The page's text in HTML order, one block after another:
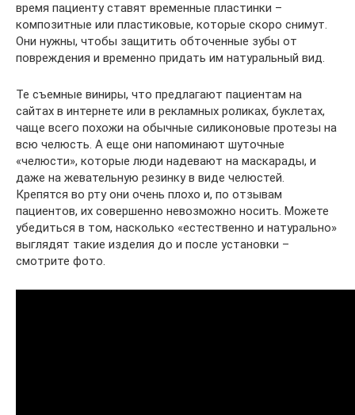
время пациенту ставят временные пластинки –
композитные или пластиковые, которые скоро снимут.
Они нужны, чтобы защитить обточенные зубы от
повреждения и временно придать им натуральный вид.
Те съемные виниры, что предлагают пациентам на
сайтах в интернете или в рекламных роликах, буклетах,
чаще всего похожи на обычные силиконовые протезы на
всю челюсть. А еще они напоминают шуточные
«челюсти», которые люди надевают на маскарады, и
даже на жевательную резинку в виде челюстей.
Крепятся во рту они очень плохо и, по отзывам
пациентов, их совершенно невозможно носить. Можете
убедиться в том, насколько «естественно и натурально»
выглядят такие изделия до и после установки –
смотрите фото.